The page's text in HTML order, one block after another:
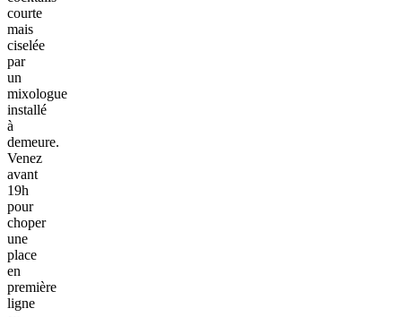
courte
mais
ciselée
par
un
mixologue
installé
à
demeure.
Venez
avant
19h
pour
choper
une
place
en
première
ligne